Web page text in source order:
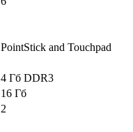
PointStick and Touchpad
4 Гб DDR3
16 Гб
2